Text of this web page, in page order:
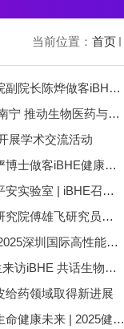
当前位置： 首页
南方医科大学深圳医院副院长陈烨做客iBHE健康工程论坛
iBHE代表团访问广西南宁 推动生物医药与健康工程领域协同创新
展学术交流活动
新加坡国立大学邱允俨博士做客iBHE健康工程论坛
筑牢安全防线，共建平安实验室 | iBHE召开2025年秋季学期课题组安全员工作总结会议
中科院深圳先进技术研究院傅雄飞研究员做客iBHE健康工程论坛
iBHE携多项成果参加2025深圳国际高性能医疗器械展暨创新医药展
清华经管TIEMBA学生来访iBHE 共话生物医药创新未来
给药领域取得新进展
汇聚全球智慧，共探生命健康未来 | 2025健康工程国际前沿科技论坛成功举办